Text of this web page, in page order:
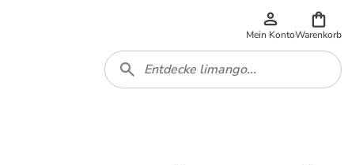
Mein KontoWarenkorb